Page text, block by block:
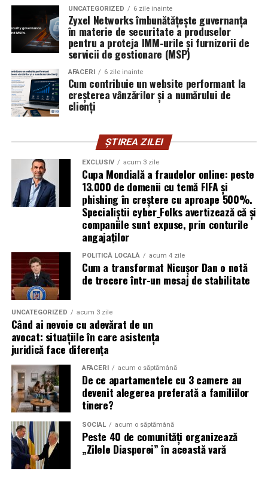
exploatează doar serverele, ci mai ales oamenii. Niciun
furnizor de hosting nu poate opri un utilizator să își
introducă parola pe o pagină clonată. În acel moment,
vigilența utilizatorului rămâne prima linie de apărare”,
explică Horațiu Șimon, Chief Technology Officer
cyber_Folks România.
Subiectul a fost semnalat și de FBI, care a inclus în
informările din ultima lună amenințările asociate
operațiuni de dezinformare.
Avertismentele publice s-au concentrat în principal
asupra fanilor și infrastructurii orașelor gazdă, însă
specialiștii atrag atenția că firmele pot fi afectate
inclusiv atunci când nu au nicio legătură directă cu
industria sportului, turismului sau vânzarea de bilete.
Atacurile sunt mai eficiente în contextul
evenimentelor globale
Campaniile de phishing asociate evenimentelor
importante profită de interesul public ridicat, de
presiunea timpului și de teama utilizatorilor că ar putea
pierde o ofertă sau o oportunitate. Mesajele care anunță
ultimele bilete disponibile, acces limitat la o transmisie
sau câștigarea unui premiu pot determina utilizatorii să
reacționeze înainte de a verifica sursa.
Turneul se încheie pe 19 iulie, iar specialiștii anticipează
o intensificare a activității frauduloase în perioada
finalei. Printre cele mai utilizate pretexte se numără
transmisiunile pirat, biletele revândute, pariurile,
tombolele, concursurile și falsele oferte de călătorie.
UNCATEGORIZED 6 zile inainte
Zyxel Networks îmbunătățește guvernanța
în materie de securitate a produselor
pentru a proteja IMM-urile și furnizorii de
servicii de gestionare (MSP)
AFACERI 6 zile inainte
Cum contribuie un website performant la
creșterea vânzărilor și a numărului de
clienți
ȘTIREA ZILEI
EXCLUSIV acum 3 zile
Cupa Mondială a fraudelor online: peste
13.000 de domenii cu temă FIFA și
phishing în creștere cu aproape 500%.
Specialiștii cyber_Folks avertizează că și
companiile sunt expuse, prin conturile
angajaților
POLITICĂ LOCALĂ acum 4 zile
Cum a transformat Nicușor Dan o notă
de trecere într-un mesaj de stabilitate
UNCATEGORIZED acum 3 zile
Când ai nevoie cu adevărat de un
avocat: situațiile în care asistența
juridică face diferența
AFACERI acum o săptămână
De ce apartamentele cu 3 camere au
devenit alegerea preferată a familiilor
tinere?
SOCIAL acum o săptămână
Peste 40 de comunități organizează
„Zilele Diasporei” în această vară